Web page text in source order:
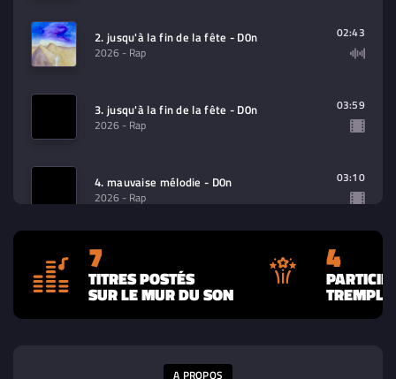
2. jusqu'à la fin de la fête - D0n
2026 - Rap
02:43
3. jusqu'à la fin de la fête - D0n
2026 - Rap
03:59
4. mauvaise mélodie - D0n
2026 - Rap
03:10
5. be!!e - D0n
2026 - Latin
03:15
7
TITRES POSTÉS
SUR LE MUR DU SON
4
A PROPOS